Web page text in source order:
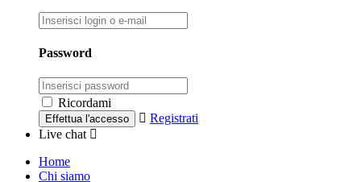
Password
Ricordami
Registrati
Live chat
Home
Chi siamo